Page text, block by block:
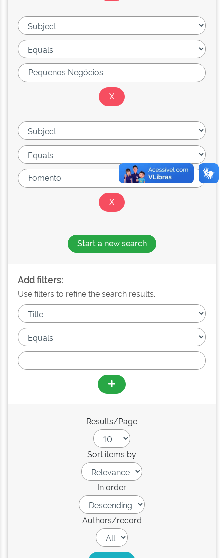
Start a new search
Add filters:
Use filters to refine the search results.
Results/Page
Sort items by
In order
Authors/record